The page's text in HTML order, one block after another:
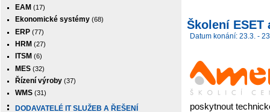
EAM (17)
Ekonomické systémy (68)
ERP (77)
HRM (27)
ITSM (6)
MES (32)
Řízení výroby (37)
WMS (31)
DODAVATELÉ IT SLUŽEB A ŘEŠENÍ
Školení
Datum konání: 23.3. -
poskytnout